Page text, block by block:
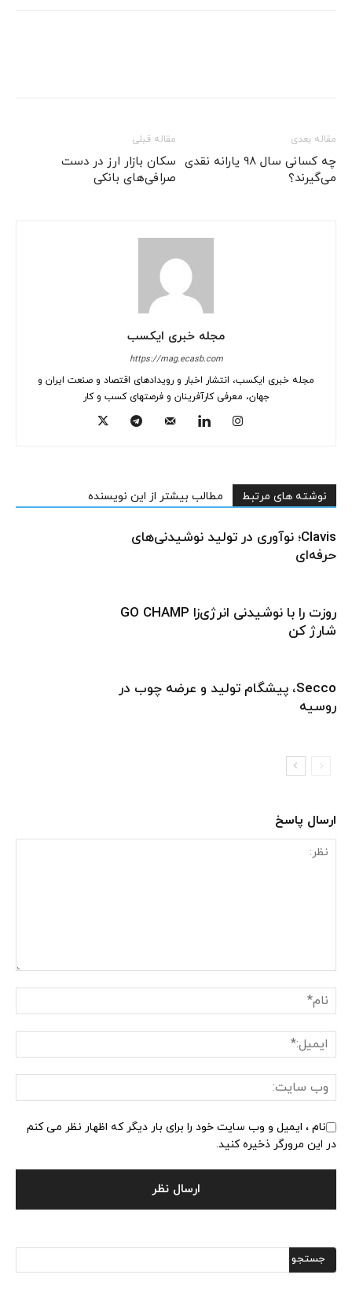
مقاله قبلی
سکان بازار ارز در دست
صرافی‌های بانکی
مقاله بعدی
چه کسانی سال 98 یارانه نقدی
می‌گیرند؟
مجله خبری ایکسب
https://mag.ecasb.com
مجله خبری ایکسب، انتشار اخبار و رویدادهای اقتصاد و صنعت ایران و
جهان، معرفی کارآفرینان و فرصتهای کسب و کار
نوشته های مرتبط مطالب بیشتر از این نویسنده
Clavis؛ نوآوری در تولید نوشیدنی‌های
حرفه‌ای
روزت را با نوشیدنی انرژی‌زا GO CHAMP
شارژ کن
Secco، پیشگام تولید و عرضه چوب در
روسیه
ارسال پاسخ
نام ، ایمیل و وب سایت خود را برای بار دیگر که اظهار نظر می کنم
در این مرورگر ذخیره کنید.